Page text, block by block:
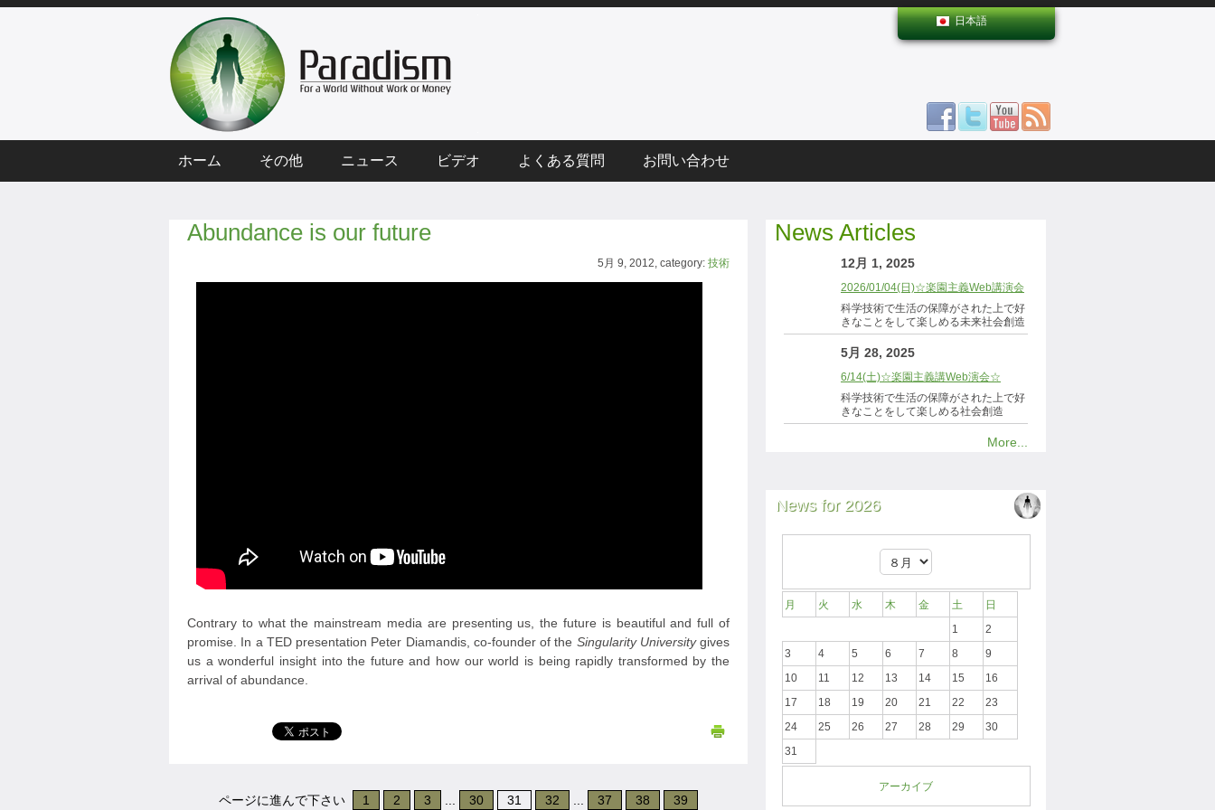
日本語
ホーム その他 ニュース ビデオ よくある質問 お問い合わせ
Abundance is our future
5月 9, 2012, category: 技術
Contrary to what the mainstream media are presenting us, the future is beautiful and full of
promise. In a TED presentation Peter Diamandis, co-founder of the Singularity Universitygives
us a wonderful insight into the future and how our world is being rapidly transformed by the
arrival of abundance.
ページに進んで下さい 1 2 3 30 31 32 37 38 39
News Articles
12月 1, 2025
2026/01/04(日)☆楽園主義Web講演会
科学技術で生活の保障がされた上で好
きなことをして楽しめる未来社会創造
5月 28, 2025
6/14(土)☆楽園主義講Web演会☆
科学技術で生活の保障がされた上で好
きなことをして楽しめる社会創造
More...
News for 2026
月 火 水 木 金 土
日
1
2
3
4 5 6 7 8
9
10
11 12 13 14 15
16
17
18 19 20 21 22
23
24
25 26 27 28 29
30
31
アーカイブ